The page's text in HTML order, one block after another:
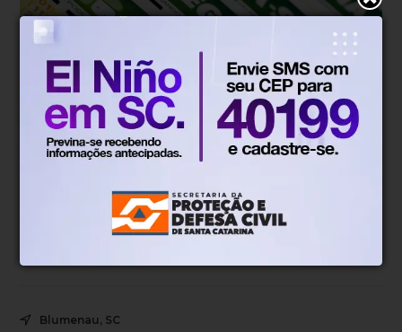
É hoje! Há 1 semana
acumulado em R$ 86 milhões nesta
quinta-feira
Blumenau, SC